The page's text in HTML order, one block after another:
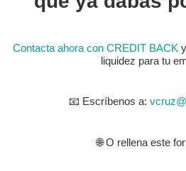
Contacta ahora con CREDIT BACK
liquidez para tu
📧 Escríbenos a:
🌐 O rellena este